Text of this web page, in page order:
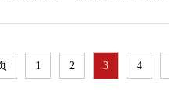
1 2 3 4